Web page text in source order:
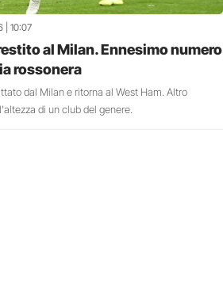
| 10:07
al Milan. Ennesimo numero
rossonera
dal Milan e ritorna al West Ham. Altro
di un club del genere.